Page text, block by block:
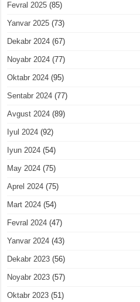
Fevral 2025 (85)
Yanvar 2025 (73)
Dekabr 2024 (67)
Noyabr 2024 (77)
Oktabr 2024 (95)
Sentabr 2024 (77)
Avgust 2024 (89)
Iyul 2024 (92)
Iyun 2024 (54)
May 2024 (75)
Aprel 2024 (75)
Mart 2024 (54)
Fevral 2024 (47)
Yanvar 2024 (43)
Dekabr 2023 (56)
Noyabr 2023 (57)
Oktabr 2023 (51)